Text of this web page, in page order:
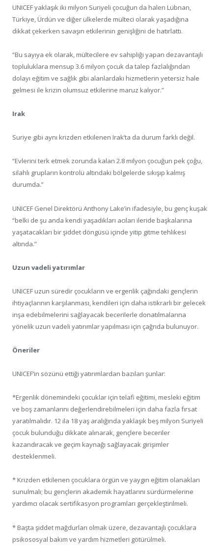
UNICEF yaklaşık iki milyon Suriyeli çocuğun da halen Lübnan,
Türkiye, Ürdün ve diğer ülkelerde mülteci olarak yaşadığına
dikkat çekerken savaşın etkilerinin genişliğini de hatırlattı.
“Bu sayıya ek olarak, mültecilere ev sahipliği yapan dezavantajlı
topluluklara mensup 3.6 milyon çocuk da talep fazlalığından
dolayı eğitim ve sağlık gibi alanlardaki hizmetlerin yetersiz hale
gelmesi ile krizin olumsuz etkilerine maruz kalıyor.”
Irak
Suriye gibi aynı krizden etkilenen Irak’ta da durum farklı değil.
“Evlerini terk etmek zorunda kalan 2.8 milyon çocuğun pek çoğu,
silahlı grupların kontrolü altındaki bölgelerde sıkışıp kalmış
durumda.”
UNICEF Genel Direktörü Anthony Lake’in ifadesiyle, bu genç kuşak
“belki de şu anda kendi yaşadıkları acıları ileride başkalarına
yaşatacakları bir şiddet döngüsü içinde yitip gitme tehlikesi
altında.”
Uzun vadeli yatırımlar
UNICEF uzun süredir çocukların ve ergenlik çağındaki gençlerin
ihtiyaçlarının karşılanması, kendileri için daha istikrarlı bir gelecek
inşa edebilmelerini sağlayacak becerilerle donatılmalarına
yönelik uzun vadeli yatırımlar yapılması için çağrıda bulunuyor.
Öneriler
UNICEF’in sözünü ettiği yatırımlardan bazıları şunlar:
*Ergenlik dönemindeki çocuklar için telafi eğitimi, mesleki eğitim
ve boş zamanlarını değerlendirebilmeleri için daha fazla fırsat
yaratılmalıdır. 12 ila 18 yaş aralığında yaklaşık beş milyon Suriyeli
çocuk bulunduğu dikkate alınarak, gençlere beceriler
kazandıracak ve geçim kaynağı sağlayacak girişimler
desteklenmeli.
* Krizden etkilenen çocuklara örgün ve yaygın eğitim olanakları
sunulmalı; bu gençlerin akademik hayatlarını sürdürmelerine
yardımcı olacak sertifikasyon programları gerçekleştirilmeli.
* Başta şiddet mağdurları olmak üzere, dezavantajlı çocuklara
psikososyal bakım ve yardım hizmetleri götürülmeli.